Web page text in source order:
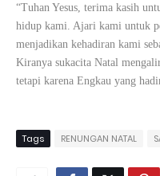
“Tuhan Yesus, terima kasih
hidup kami. Ajari kami untuk
menjadikan kehadiran kami
Kiranya sukacita Natal
tetapi karena Engkau yang
Tags RENUNGAN NATAL